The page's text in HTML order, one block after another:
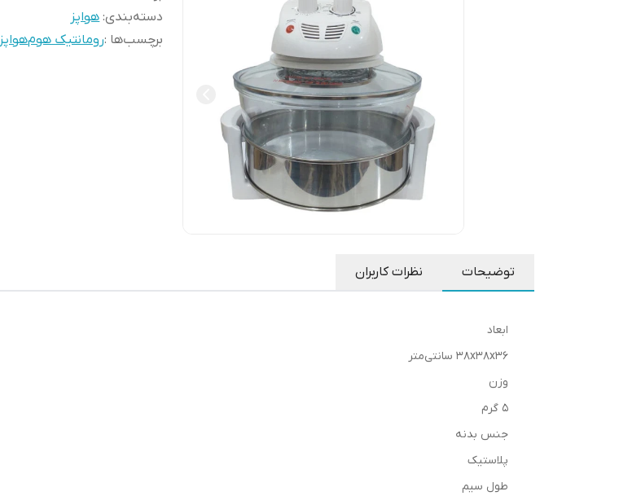
دسته‌بندی:هواپز
برچسب‌ها :رومانتیک هومهواپز
توضیحات نظرات کاربران
ابعاد
۳۸x۳۸x۳۶ سانتی‌متر
وزن
۵ گرم
جنس بدنه
پلاستیک
طول سیم